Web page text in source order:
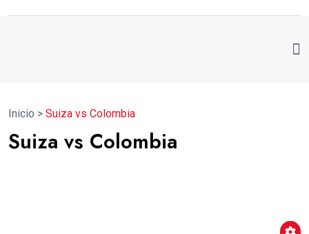
Inicio > Suiza vs Colombia
Suiza vs Colombia